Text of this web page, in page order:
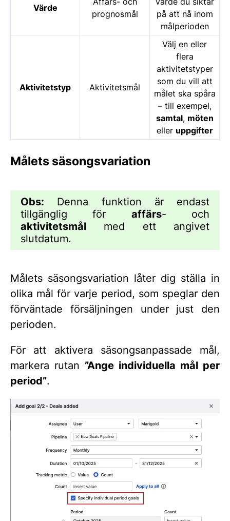
Värde
prognosmål
på att nå inom
målperioden
Aktivitetstyp Aktivitetsmål
Välj en eller
flera
aktivitetstyper
som du vill att
målet ska spåra
– till exempel,
samtal, möten
eller uppgifter
Målets säsongsvariation
Obs: Denna funktion är endast
tillgänglig för affärs- och
aktivitetsmål med ett angivet
slutdatum.
Målets säsongsvariation låter dig ställa in
olika mål för varje period, som speglar den
förväntade försäljningen under just den
perioden.
För att aktivera säsongsanpassade mål,
markera rutan ”Ange individuella mål per
period”.